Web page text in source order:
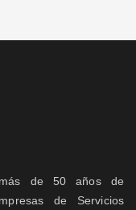
de 50 años de
de Servicios